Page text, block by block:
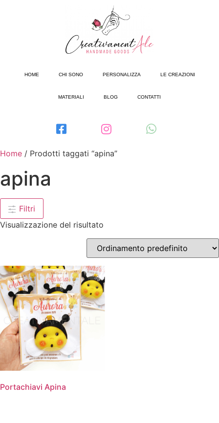
HOME CHI SONO PERSONALIZZA LE CREAZIONI
MATERIALI BLOG CONTATTI
Home / Prodotti taggati “apina”
apina
Filtri
Visualizzazione del risultato
Portachiavi Apina